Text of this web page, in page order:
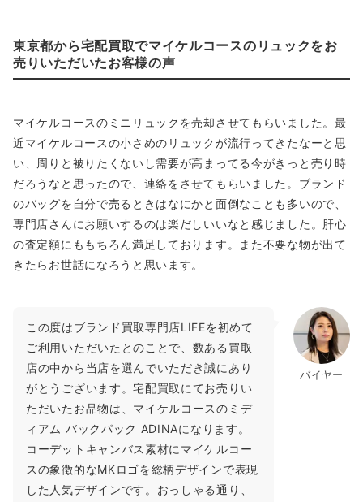
東京都から宅配買取でマイケルコースのリュックをお
売りいただいたお客様の声
マイケルコースのミニリュックを売却させてもらいました。最
近マイケルコースの小さめのリュックが流行ってきたなーと思
い、周りと被りたくないし需要が高まってる今がきっと売り時
だろうなと思ったので、連絡をさせてもらいました。ブランド
のバッグを自分で売るときはなにかと面倒なことも多いので、
専門店さんにお願いするのは楽だしいいなと感じました。肝心
の査定額にももちろん満足しております。また不要な物が出て
きたらお世話になろうと思います。
バイヤー
この度はブランド買取専門店LIFEを初めて
ご利用いただいたとのことで、数ある買取
店の中から当店を選んでいただき誠にあり
がとうございます。宅配買取にてお売りい
ただいたお品物は、マイケルコースのミデ
ィアム バックパック ADINAになります。
コーデットキャンバス素材にマイケルコー
スの象徴的なMKロゴを総柄デザインで表現
した人気デザインです。おっしゃる通り、